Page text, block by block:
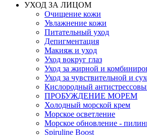
УХОД ЗА ЛИЦОМ
Очищение кожи
Увлажнение кожи
Питательный уход
Депигментация
Макияж и уход
Уход вокруг глаз
Уход за жирной и
Уход за чувствительной и
Кислородный
ПРОБУЖДЕНИЕ МОРЕМ
Холодный морской крем
Морское осветление
Морское обновление -
Spiruline Boost